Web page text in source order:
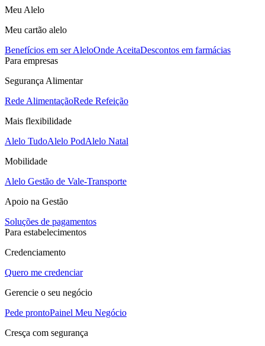
Meu Alelo
Meu cartão alelo
Benefícios em ser AleloOnde AceitaDescontos em farmácias
Para empresas
Segurança Alimentar
Rede AlimentaçãoRede Refeição
Mais flexibilidade
Alelo TudoAlelo PodAlelo Natal
Mobilidade
Alelo Gestão de Vale-Transporte
Apoio na Gestão
Soluções de pagamentos
Para estabelecimentos
Credenciamento
Quero me credenciar
Gerencie o seu negócio
Pede prontoPainel Meu Negócio
Cresça com segurança